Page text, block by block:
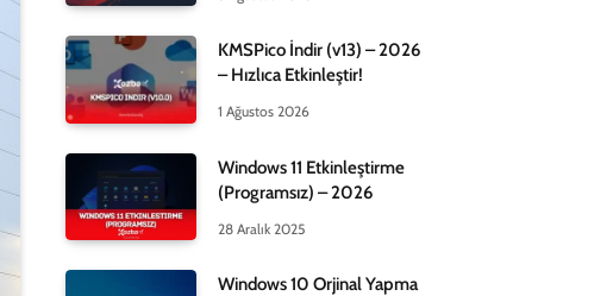
KMSPico İndir (v13) – 2026
– Hızlıca Etkinleştir!
1 Ağustos 2026
Windows 11 Etkinleştirme
(Programsız) – 2026
28 Aralık 2025
Windows 10 Orjinal Yapma